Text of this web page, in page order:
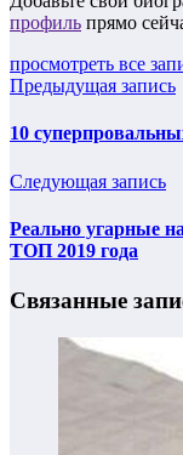
профиль прямо
просмотреть все
Предыдущая запись
10
Следующая запись
Реально угарные
ТОП 2019 года
Связанные